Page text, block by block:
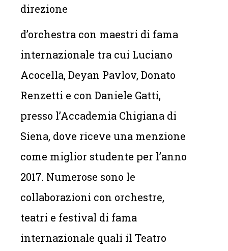
direzione
d’orchestra con maestri di fama
internazionale tra cui Luciano
Acocella, Deyan Pavlov, Donato
Renzetti e con Daniele Gatti,
presso l’Accademia Chigiana di
Siena, dove riceve una menzione
come miglior studente per l’anno
2017. Numerose sono le
collaborazioni con orchestre,
teatri e festival di fama
internazionale quali il Teatro